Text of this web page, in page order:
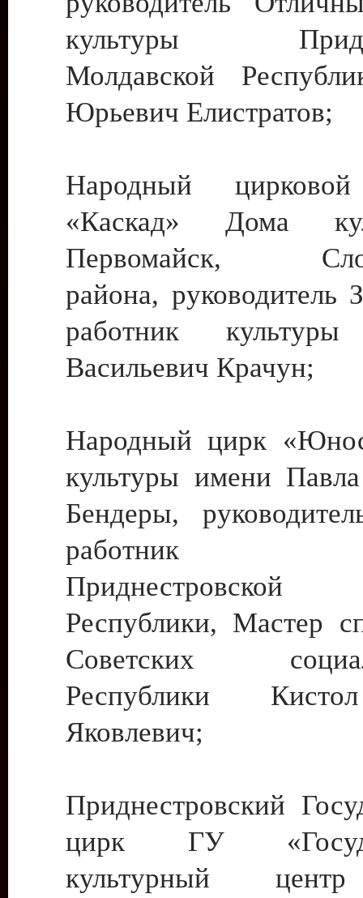
культуры
Молдавской
Юрьевич Елистратов;
Народный цирковой
«Каскад» Дома
Первомайск,
района, руководитель
работник культуры
Васильевич Крачун;
Народный цирк
культуры имени
Бендеры,
работник
Приднестровской
Республики, Мастер
Советских
Республики
Яковлевич;
Приднестровский
цирк ГУ
культурный